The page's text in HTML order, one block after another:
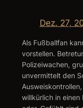
Dez. 27,
Als Fußballfan
vorstellen.
Polizeiwachen,
unvermittelt den
willkürlich in einen